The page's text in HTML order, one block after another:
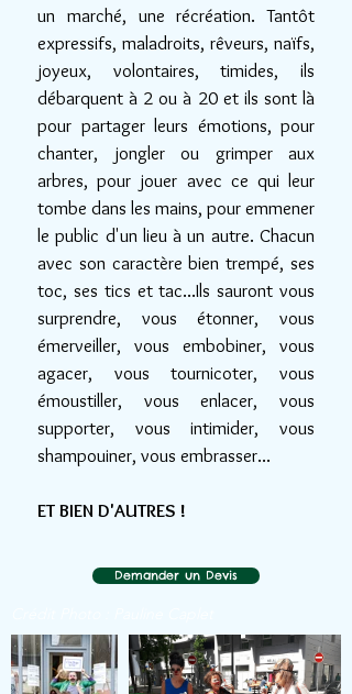
un marché, une récréation. Tantôt
expressifs, maladroits, rêveurs, naïfs,
joyeux, volontaires, timides, ils
débarquent à 2 ou à 20 et ils sont là
pour partager leurs émotions, pour
chanter, jongler ou grimper aux
arbres, pour jouer avec ce qui leur
tombe dans les mains, pour emmener
le public d'un lieu à un autre. Chacun
avec son caractère bien trempé, ses
toc, ses tics et tac...Ils sauront vous
surprendre, vous étonner, vous
émerveiller, vous embobiner, vous
agacer, vous tournicoter, vous
émoustiller, vous enlacer, vous
supporter, vous intimider, vous
shampouiner, vous embrasser...
ET BIEN D'AUTRES !
Demander un Devis